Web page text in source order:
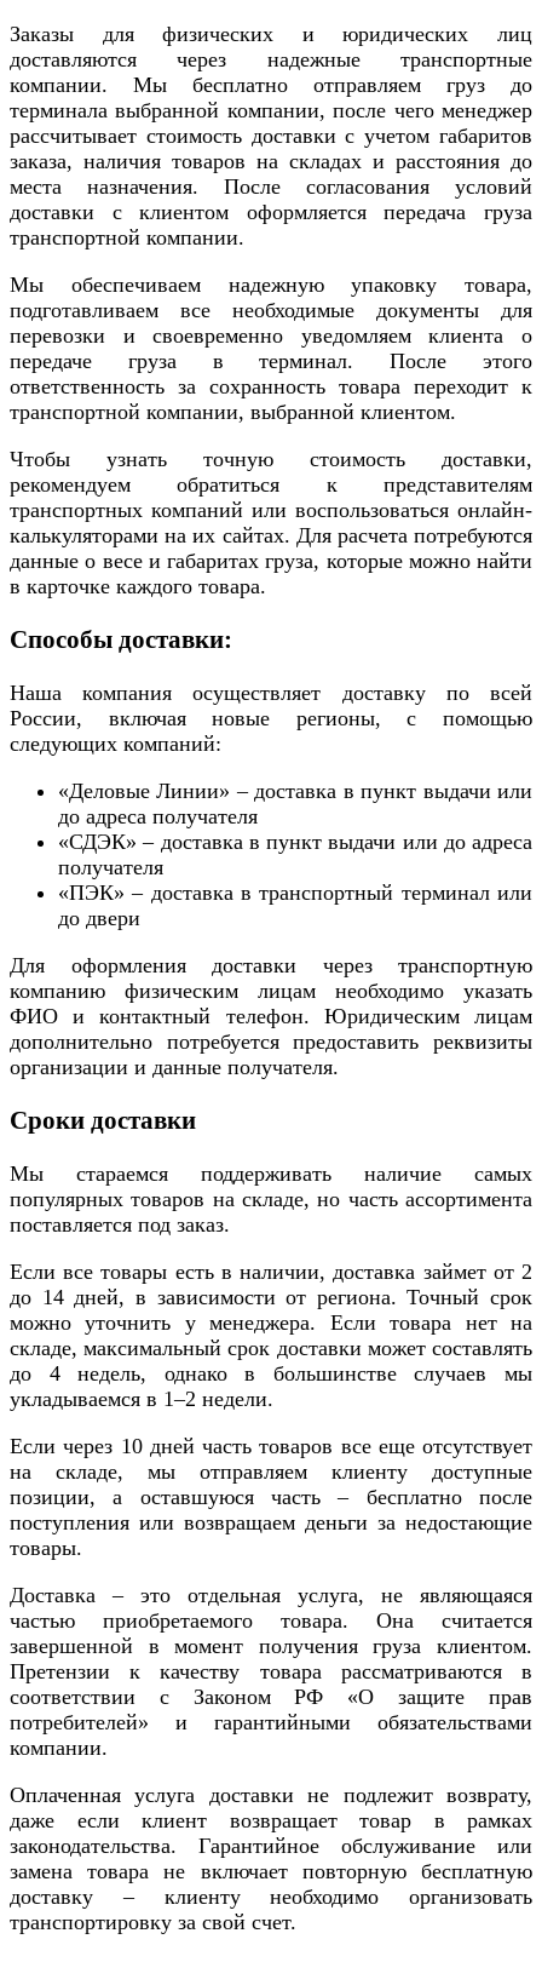
Заказы для физических и юридических лиц
доставляются через надежные транспортные
компании. Мы бесплатно отправляем груз до
терминала выбранной компании, после чего менеджер
рассчитывает стоимость доставки с учетом габаритов
заказа, наличия товаров на складах и расстояния до
места назначения. После согласования условий
доставки с клиентом оформляется передача груза
транспортной компании.
Мы обеспечиваем надежную упаковку товара,
подготавливаем все необходимые документы для
перевозки и своевременно уведомляем клиента о
передаче груза в терминал. После этого
ответственность за сохранность товара переходит к
транспортной компании, выбранной клиентом.
Чтобы узнать точную стоимость доставки,
рекомендуем обратиться к представителям
транспортных компаний или воспользоваться онлайн-
калькуляторами на их сайтах. Для расчета потребуются
данные о весе и габаритах груза, которые можно найти
в карточке каждого товара.
Способы доставки:
Наша компания осуществляет доставку по всей
России, включая новые регионы, с помощью
следующих компаний:
«Деловые Линии» – доставка в пункт выдачи или
до адреса получателя
«СДЭК» – доставка в пункт выдачи или до адреса
получателя
«ПЭК» – доставка в транспортный терминал или
до двери
Для оформления доставки через транспортную
компанию физическим лицам необходимо указать
ФИО и контактный телефон. Юридическим лицам
дополнительно потребуется предоставить реквизиты
организации и данные получателя.
Сроки доставки
Мы стараемся поддерживать наличие самых
популярных товаров на складе, но часть ассортимента
поставляется под заказ.
Если все товары есть в наличии, доставка займет от 2
до 14 дней, в зависимости от региона. Точный срок
можно уточнить у менеджера. Если товара нет на
складе, максимальный срок доставки может составлять
до 4 недель, однако в большинстве случаев мы
укладываемся в 1–2 недели.
Если через 10 дней часть товаров все еще отсутствует
на складе, мы отправляем клиенту доступные
позиции, а оставшуюся часть – бесплатно после
поступления или возвращаем деньги за недостающие
товары.
Доставка – это отдельная услуга, не являющаяся
частью приобретаемого товара. Она считается
завершенной в момент получения груза клиентом.
Претензии к качеству товара рассматриваются в
соответствии с Законом РФ «О защите прав
потребителей» и гарантийными обязательствами
компании.
Оплаченная услуга доставки не подлежит возврату,
даже если клиент возвращает товар в рамках
законодательства. Гарантийное обслуживание или
замена товара не включает повторную бесплатную
доставку – клиенту необходимо организовать
транспортировку за свой счет.